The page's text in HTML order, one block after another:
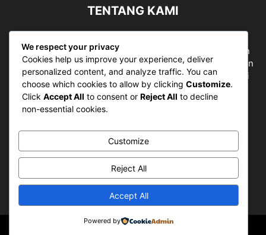
TENTANG KAMI
bergerak di ruang jurnalistik, sebagai entitas pemberian
ruang Publik, Media merupakan literasi mutlak diperlukan
sebagai kemampuan dasar berpikir kritis untuk hidup di
abad informasi.
Hubungi kami:
IKUTI KAMI
We respect your privacy
Cookies help us improve your experience, deliver
personalized content, and analyze traffic. You can
choose which cookies to allow by clicking Customize.
Click Accept All to consent or Reject All to decline
non-essential cookies.
Customize
Reject All
Accept All
Powered by